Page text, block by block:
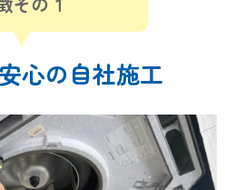
心の自社施工